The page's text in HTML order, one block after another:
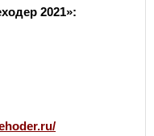
2021»: